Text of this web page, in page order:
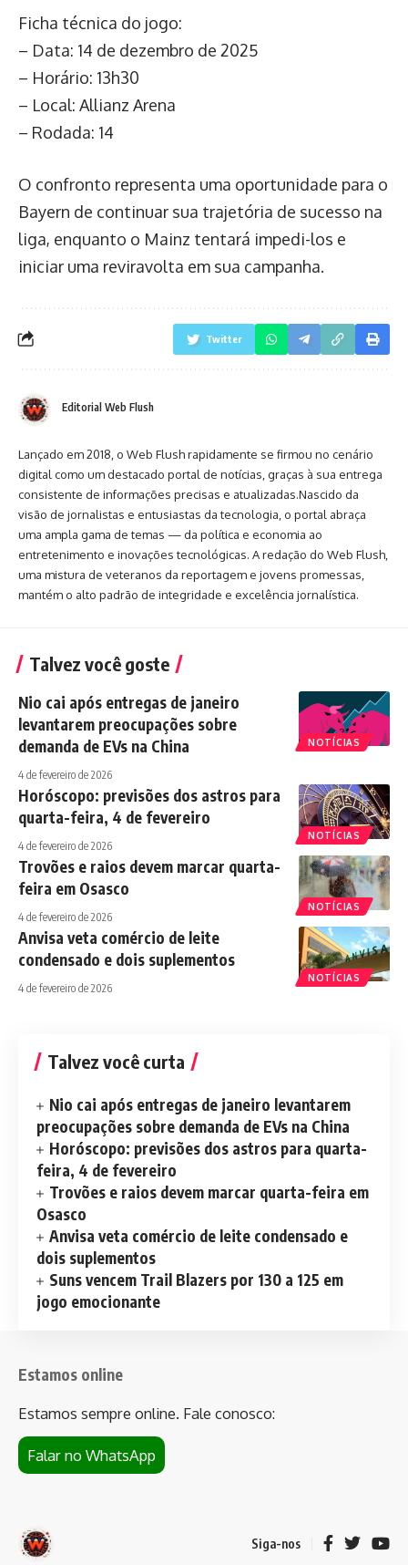
Ficha técnica do jogo:
– Data: 14 de dezembro de 2025
– Horário: 13h30
– Local: Allianz Arena
– Rodada: 14
O confronto representa uma oportunidade para o
Bayern de continuar sua trajetória de sucesso na
liga, enquanto o Mainz tentará impedi-los e
iniciar uma reviravolta em sua campanha.
Twitter
Editorial Web Flush
Lançado em 2018, o Web Flush rapidamente se firmou no cenário
digital como um destacado portal de notícias, graças à sua entrega
consistente de informações precisas e atualizadas.Nascido da
visão de jornalistas e entusiastas da tecnologia, o portal abraça
uma ampla gama de temas — da política e economia ao
entretenimento e inovações tecnológicas. A redação do Web Flush,
uma mistura de veteranos da reportagem e jovens promessas,
mantém o alto padrão de integridade e excelência jornalística.
Talvez você goste
NOTÍCIAS
Nio cai após entregas de janeiro
levantarem preocupações sobre
demanda de EVs na China
4 de fevereiro de 2026
NOTÍCIAS
Horóscopo: previsões dos astros para
quarta-feira, 4 de fevereiro
4 de fevereiro de 2026
NOTÍCIAS
Trovões e raios devem marcar quarta-
feira em Osasco
4 de fevereiro de 2026
NOTÍCIAS
Anvisa veta comércio de leite
condensado e dois suplementos
4 de fevereiro de 2026
Talvez você curta
Nio cai após entregas de janeiro levantarem
preocupações sobre demanda de EVs na China
Horóscopo: previsões dos astros para quarta-
feira, 4 de fevereiro
Trovões e raios devem marcar quarta-feira em
Osasco
Anvisa veta comércio de leite condensado e
dois suplementos
Suns vencem Trail Blazers por 130 a 125 em
jogo emocionante
Estamos online
Estamos sempre online. Fale conosco:
Falar no WhatsApp
Siga-nos